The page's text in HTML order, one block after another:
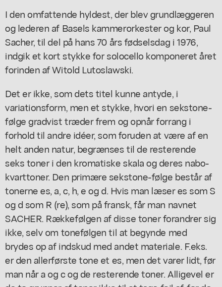
I den omfattende hyldest, der blev grundlæggeren
og lederen af Basels kammerorkester og kor, Paul
Sacher, til del på hans 70 års fødselsdag i 1976,
indgik et kort stykke for solocello komponeret året
forinden af Witold Lutoslawski.
Det er ikke, som dets titel kunne antyde, i
variationsform, men et stykke, hvori en sekstone-
følge gradvist træder frem og opnår forrang i
forhold til andre idéer, som foruden at være af en
helt anden natur, begrænses til de resterende
seks toner i den kromatiske skala og deres nabo-
kvarttoner. Den primære sekstone-følge består af
tonerne es, a, c, h, e og d. Hvis man læser es som S
og d som R (re), som på fransk, får man navnet
SACHER. Rækkefølgen af disse toner forandrer sig
ikke, selv om tonefølgen til at begynde med
brydes op af indskud med andet materiale. F.eks.
er den allerførste tone et es, men det varer lidt, før
man når a og c og de resterende toner. Alligevel er